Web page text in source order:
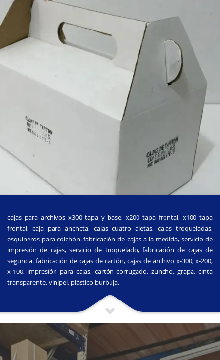
cajas para archivos x300 tapa y base, x200 tapa frontal, x100 tapa
frontal, caja para ancheta, cajas cuatro aletas, cajas troqueladas,
esquineros para colchón. fabricación de cajas a la medida, servicio de
impresión de cajas, servicio de troquelado, fabricación de cajas de
segunda. fabricación de cajas de cartón, cajas de archivo x-300, x-200,
x-100, impresión para cajas, cartón corrugado, zuncho, grapa, cinta
transparente, vinipel, plástico burbuja.